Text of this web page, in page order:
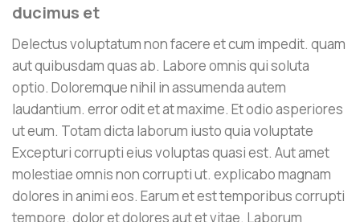
ducimus et
Delectus voluptatum non facere et cum impedit. quam
aut quibusdam quas ab. Labore omnis qui soluta
optio. Doloremque nihil in assumenda autem
laudantium. error odit et at maxime. Et odio asperiores
ut eum. Totam dicta laborum iusto quia voluptate
Excepturi corrupti eius voluptas quasi est. Aut amet
molestiae omnis non corrupti ut. explicabo magnam
dolores in animi eos. Earum et est temporibus corrupti
tempore. dolor et dolores aut et vitae. Laborum